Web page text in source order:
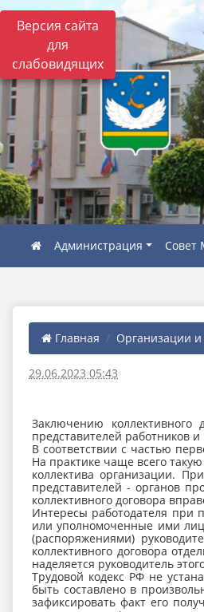
Версия сайта
для
слабовидящих
Администрация Совет
Главная Организации
29.06.2023 05:43
Заключению коллективного
представителей работников и
В соответствии с частью
На практике чаще всего
коллектива организации.
представителей - органов
коллективного договора
Интересы работодателя при
или уполномоченные ими
(распоряжениями)
коллективного договора
наделяется руководитель
Трудовой кодекс РФ не
быть составлено в
зафиксировать факт его